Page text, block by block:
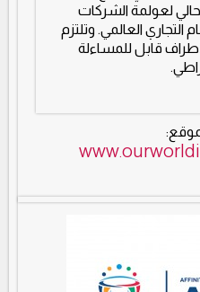
لعولمة الشركات
العالمي. وتلتزم
قابل للمساءلة